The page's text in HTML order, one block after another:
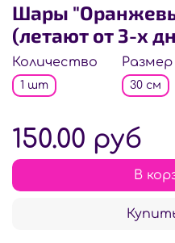
Шары
(летают от 3-х
Количество
1 шт
Размер
30 см
150.00 руб
В